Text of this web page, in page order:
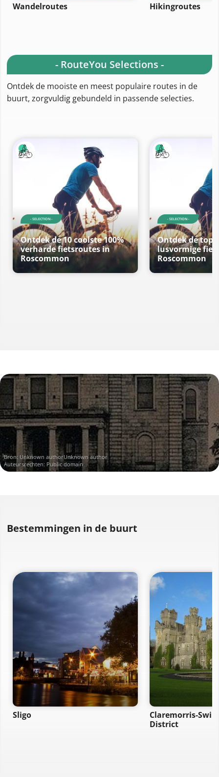
Wandelroutes Hikingroutes
- RouteYou Selections -
Ontdek de mooiste en meest populaire routes in de
buurt, zorgvuldig gebundeld in passende selecties.
- SELECTION -
Ontdek de 10 coolste 100%
verharde fietsroutes in
Roscommon
- SELECTION -
Ontdek de top
lusvormige
Roscommon
Bron: Unknown authorUnknown author
Auteursrechten: Public domain
Bestemmingen in de buurt
Sligo
Claremorris-
District